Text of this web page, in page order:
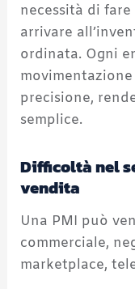
necessità di
arrivare
ordinata. Ogni
precisione,
semplice.
Difficoltà nel
vendita
Una PMI può
commerciale,
marketplace,